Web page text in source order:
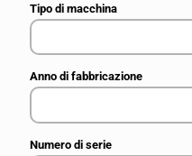
Tipo di macchina
Anno di fabbricazione
Numero di serie